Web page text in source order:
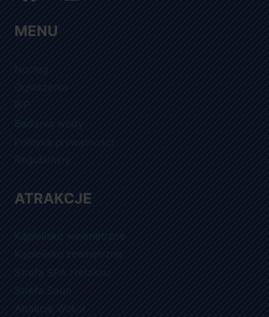
MENU
Nocleg
Ogłoszenia
BIP
Badania wody
Polityka prywatności
Regulaminy
ATRAKCJE
Kąpielisko wewnętrzne
Kąpielisko zewnętrzne
Strefa SPA i relaksu
Strefa Saun
Atrakcje Wokół